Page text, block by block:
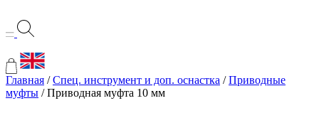
Главная /Спец. инструмент и доп. оснастка /Приводные
муфты / Приводная муфта 10 мм